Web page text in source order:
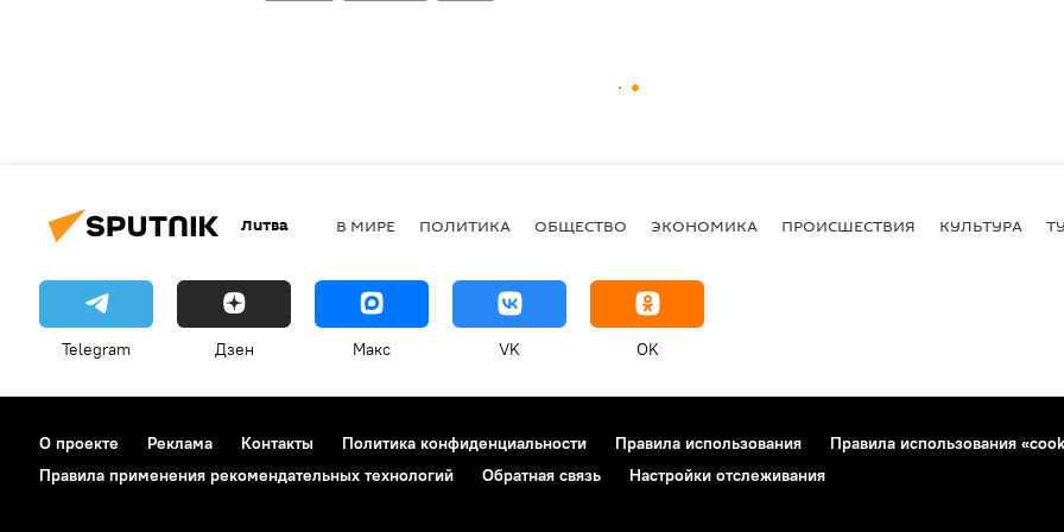
Литва В МИРЕ ПОЛИТИКА ОБЩЕСТВО ЭКОНОМИКА ПРОИСШЕСТВИЯ КУЛЬТУРА
Telegram Дзен Макс VK OK
О проекте Реклама Контакты Политика конфиденциальности Правила использования
Правила использования
Правила применения рекомендательных технологий
Обратная связь Настройки отслеживания